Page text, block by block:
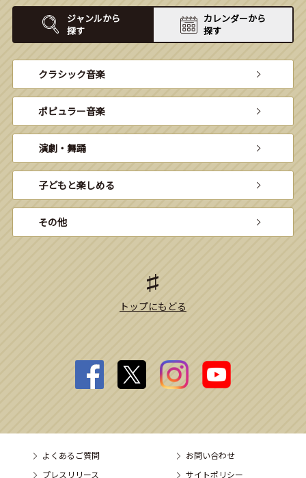
ジャンルから
探す
カレンダーから
探す
クラシック音楽
ポピュラー音楽
演劇・舞踊
子どもと楽しめる
その他
トップにもどる
よくあるご質問
お問い合わせ
プレスリリース
サイトポリシー